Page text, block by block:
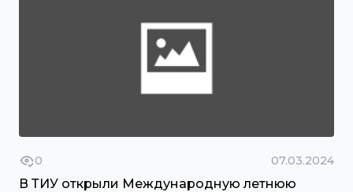
0 07.03.2024
В ТИУ открыли Международную летнюю